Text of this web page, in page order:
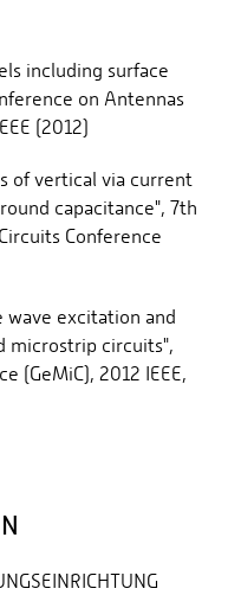
including surface
on Antennas
(2012)
of vertical via current
capacitance", 7th
Conference
wave excitation and
microstrip circuits",
(GeMiC), 2012 IEEE,